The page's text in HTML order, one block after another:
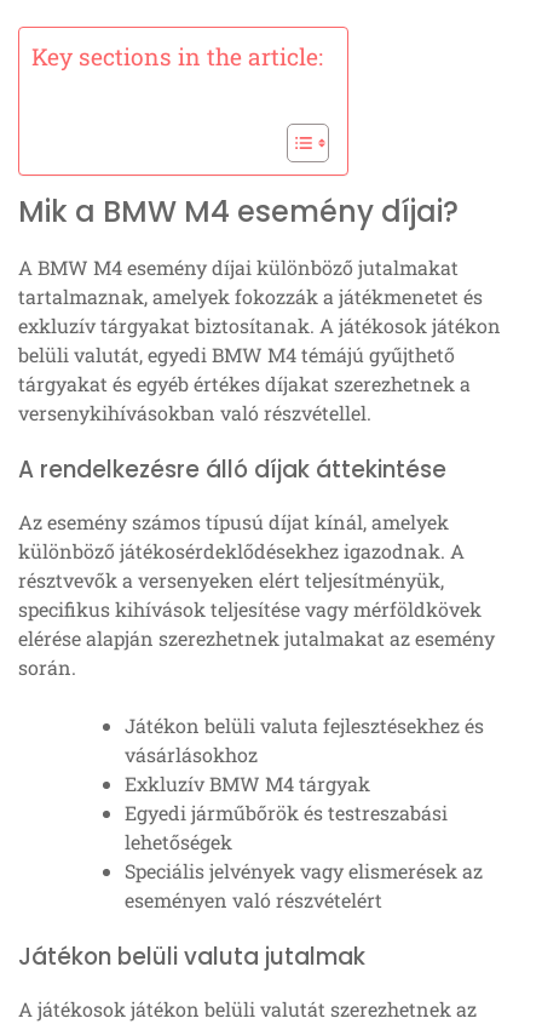
Key sections in the article:
Mik a BMW M4 esemény díjai?
A BMW M4 esemény díjai különböző jutalmakat
tartalmaznak, amelyek fokozzák a játékmenetet és
exkluzív tárgyakat biztosítanak. A játékosok játékon
belüli valutát, egyedi BMW M4 témájú gyűjthető
tárgyakat és egyéb értékes díjakat szerezhetnek a
versenykihívásokban való részvétellel.
A rendelkezésre álló díjak áttekintése
Az esemény számos típusú díjat kínál, amelyek
különböző játékosérdeklődésekhez igazodnak. A
résztvevők a versenyeken elért teljesítményük,
specifikus kihívások teljesítése vagy mérföldkövek
elérése alapján szerezhetnek jutalmakat az esemény
során.
Játékon belüli valuta fejlesztésekhez és
vásárlásokhoz
Exkluzív BMW M4 tárgyak
Egyedi járműbőrök és testreszabási
lehetőségek
Speciális jelvények vagy elismerések az
eseményen való részvételért
Játékon belüli valuta jutalmak
A játékosok játékon belüli valutát szerezhetnek az